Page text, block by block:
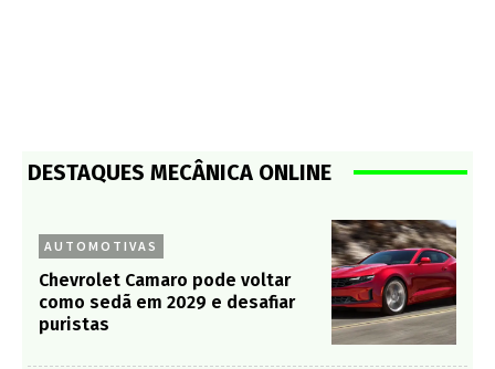
DESTAQUES MECÂNICA ONLINE
AUTOMOTIVAS
Chevrolet Camaro pode voltar
como sedã em 2029 e desafiar
puristas